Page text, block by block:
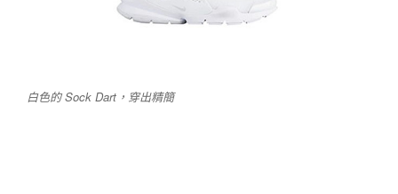
白色的 Sock Dart，穿出精簡